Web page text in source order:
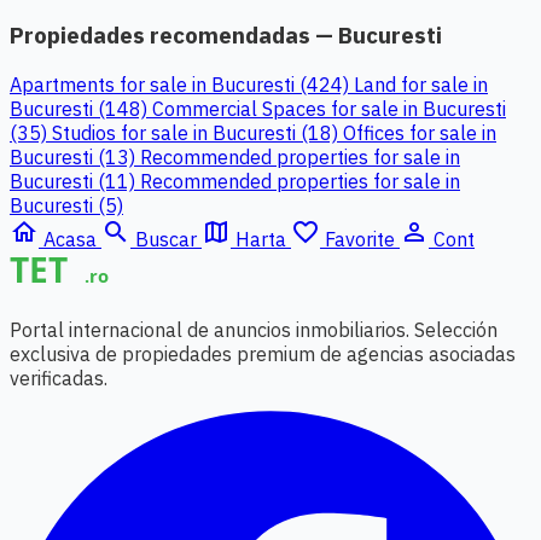
Propiedades recomendadas — Bucuresti
Apartments for sale in Bucuresti (424) Land for sale in
Bucuresti (148) Commercial Spaces for sale in Bucuresti
(35) Studios for sale in Bucuresti (18) Offices for sale in
Bucuresti (13) Recommended properties for sale in
Bucuresti (11) Recommended properties for sale in
Bucuresti (5)
home Acasa search Buscar map Harta favorite_border Favorite person_outline Cont
Portal internacional de anuncios inmobiliarios. Selección
exclusiva de propiedades premium de agencias asociadas
verificadas.